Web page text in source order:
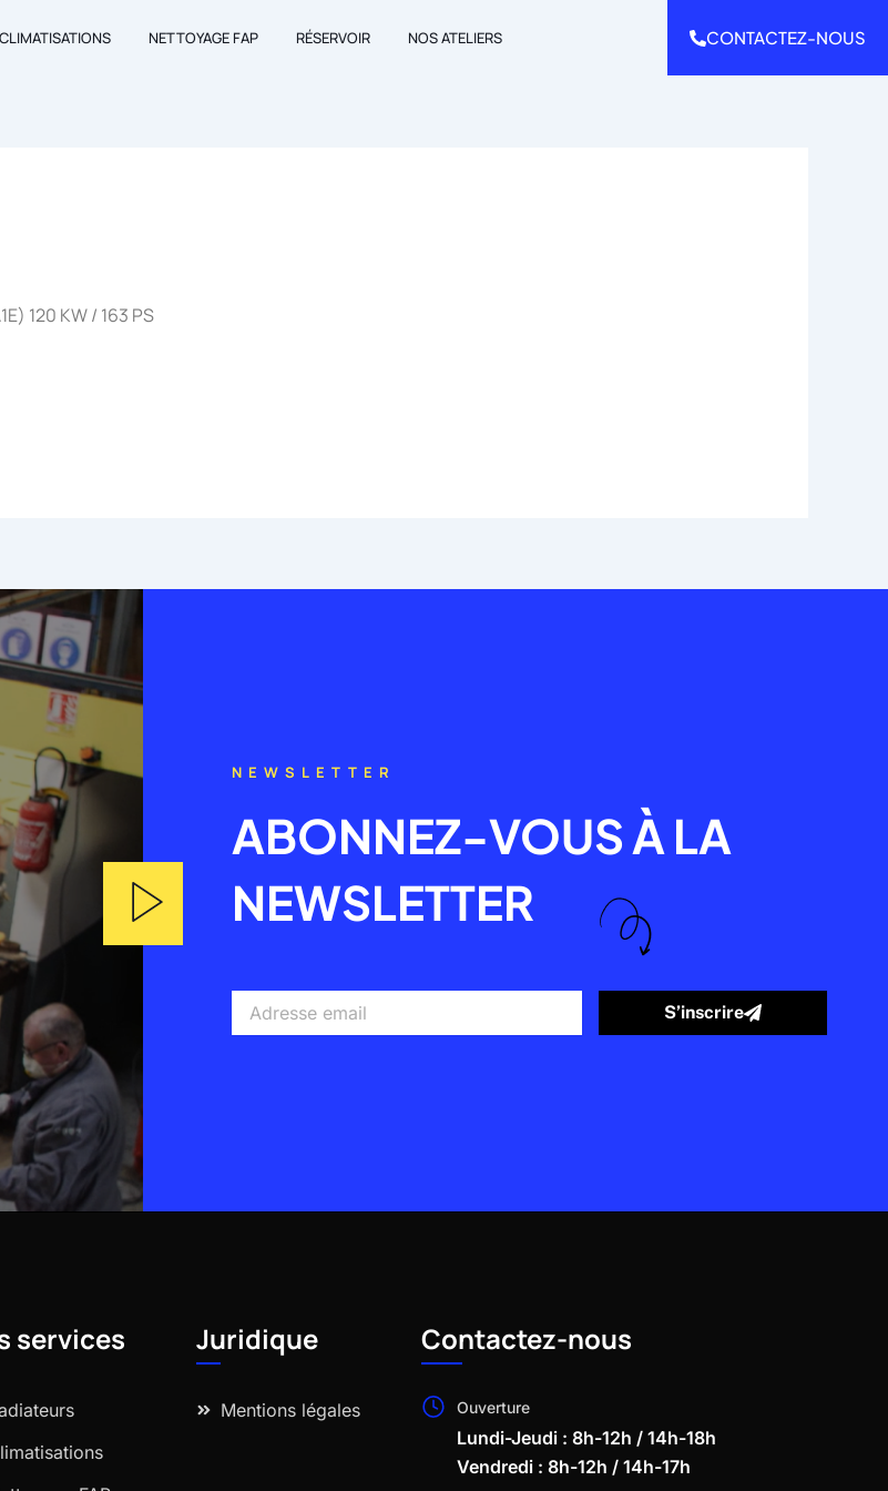
CLIMATISATIONS NETTOYAGE FAP RÉSERVOIR NOS ATELIERS CONTACTEZ-NOUS
120 KW / 163 PS
NEWSLETTER
ABONNEZ-VOUS À LA
NEWSLETTER
email
S’inscrire
services Juridique
Mentions légales
Contactez-nous
Ouverture
Lundi-Jeudi : 8h-12h / 14h-18h
Vendredi : 8h-12h / 14h-17h